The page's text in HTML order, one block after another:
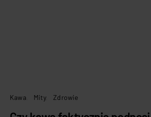
Kawa Mity Zdrowie